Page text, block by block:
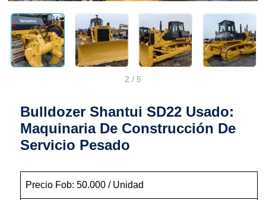
2 / 5
Bulldozer Shantui SD22 Usado:
Maquinaria De Construcción De
Servicio Pesado
Precio Fob: 50.000 / Unidad